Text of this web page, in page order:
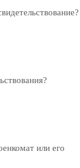
или его